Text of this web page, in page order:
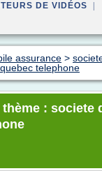
DE VIDÉOS |
assurance >
telephone
: societe